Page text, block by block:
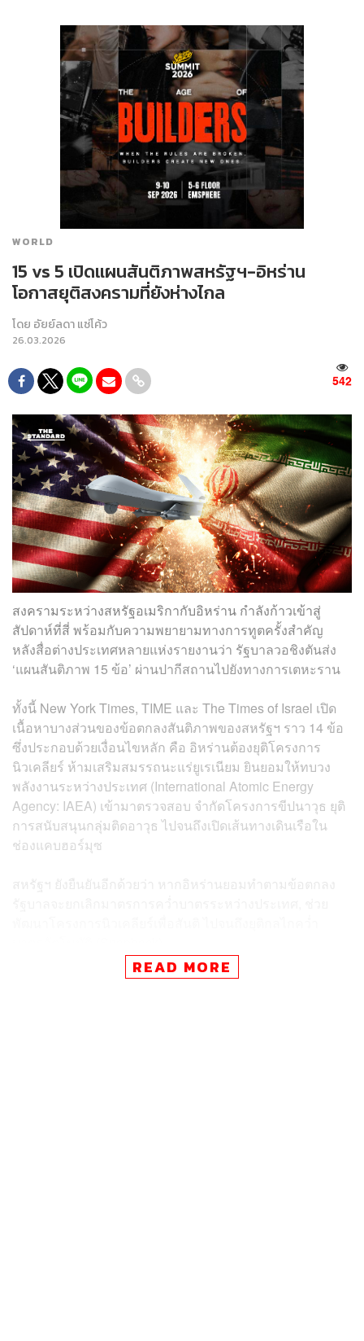
WORLD
15 vs 5 เปิดแผนสันติภาพสหรัฐฯ-อิหร่าน
โอกาสยุติสงครามที่ยังห่างไกล
โดย อัยย์ลดา แซ่โค้ว
26.03.2026
542
สงครามระหว่างสหรัฐอเมริกากับอิหร่าน กำลังก้าวเข้าสู่
สัปดาห์ที่สี่ พร้อมกับความพยายามทางการทูตครั้งสำคัญ
หลังสื่อต่างประเทศหลายแห่งรายงานว่า รัฐบาลวอชิงตันส่ง
‘แผนสันติภาพ 15 ข้อ’ ผ่านปากีสถานไปยังทางการเตหะราน
ทั้งนี้ New York Times, TIME และ The Times of Israel เปิด
เนื้อหาบางส่วนของข้อตกลงสันติภาพของสหรัฐฯ ราว 14 ข้อ
ซึ่งประกอบด้วยเงื่อนไขหลัก คือ อิหร่านต้องยุติโครงการ
นิวเคลียร์ ห้ามเสริมสมรรถนะแร่ยูเรเนียม ยินยอมให้ทบวง
พลังงานระหว่างประเทศ (International Atomic Energy
Agency: IAEA) เข้ามาตรวจสอบ จำกัดโครงการขีปนาวุธ ยุติ
การสนับสนุนกลุ่มติดอาวุธ ไปจนถึงเปิดเส้นทางเดินเรือใน
ช่องแคบฮอร์มุซ
สหรัฐฯ ยังยืนยันอีกด้วยว่า หากอิหร่านยอมทำตามข้อตกลง
ล่าสุด ทางการอิหร่านออกมายอมรับว่า กำลังพิจารณาข้อ
READ MORE